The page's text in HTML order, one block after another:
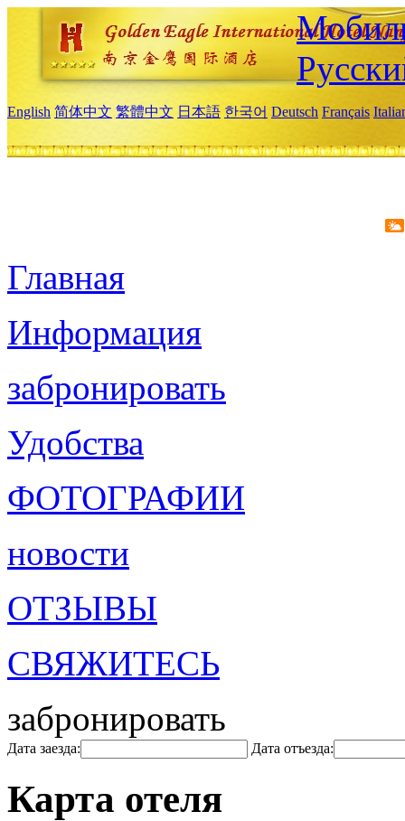
English 简体中文 繁體中文 日本語 한국어 Deutsch Français
Главная
Информация
забронировать
Удобства
ФОТОГРАФИИ
новости
ОТЗЫВЫ
СВЯЖИТЕСЬ
забронировать
Дата заезда: Дата отъезда:
Карта отеля